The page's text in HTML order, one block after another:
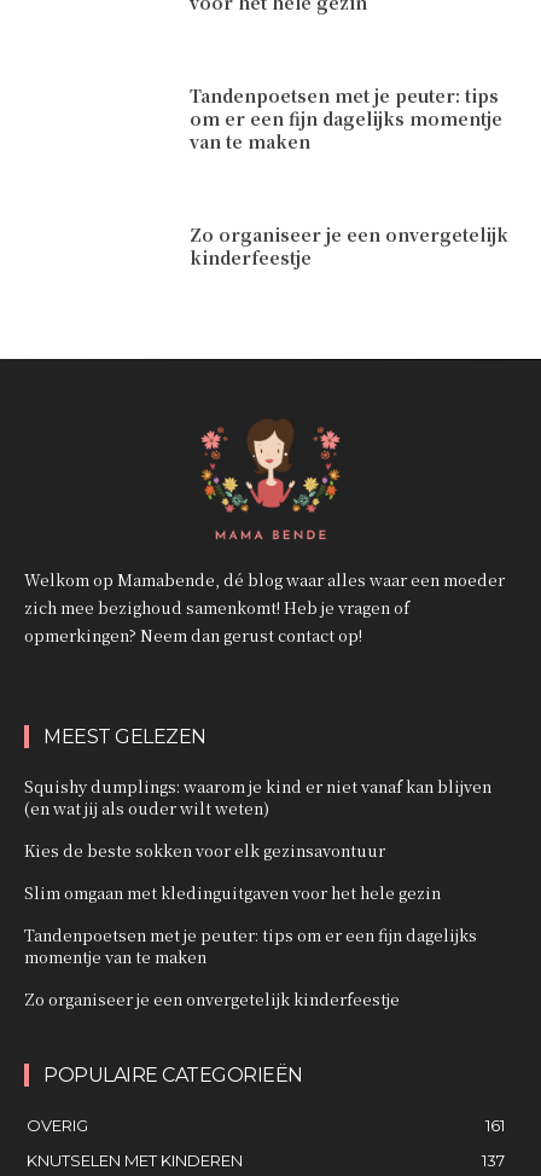
Tandenpoetsen met je peuter: tips
om er een fijn dagelijks momentje
van te maken
Zo organiseer je een onvergetelijk
kinderfeestje
Welkom op Mamabende, dé blog waar alles waar een moeder
zich mee bezighoud samenkomt! Heb je vragen of
opmerkingen? Neem dan gerust contact op!
MEEST GELEZEN
Squishy dumplings: waarom je kind er niet vanaf kan blijven
(en wat jij als ouder wilt weten)
Kies de beste sokken voor elk gezinsavontuur
Slim omgaan met kledinguitgaven voor het hele gezin
Tandenpoetsen met je peuter: tips om er een fijn dagelijks
momentje van te maken
Zo organiseer je een onvergetelijk kinderfeestje
POPULAIRE CATEGORIEËN
OVERIG
161
KNUTSELEN MET KINDEREN
137